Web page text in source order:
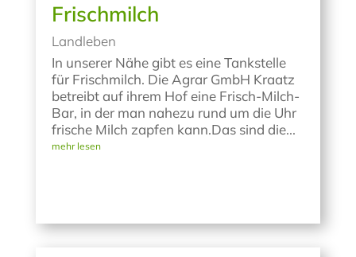
Frischmilch
Landleben
In unserer Nähe gibt es eine Tankstelle
für Frischmilch. Die Agrar GmbH Kraatz
betreibt auf ihrem Hof eine Frisch-Milch-
Bar, in der man nahezu rund um die Uhr
frische Milch zapfen kann.Das sind die...
mehr lesen